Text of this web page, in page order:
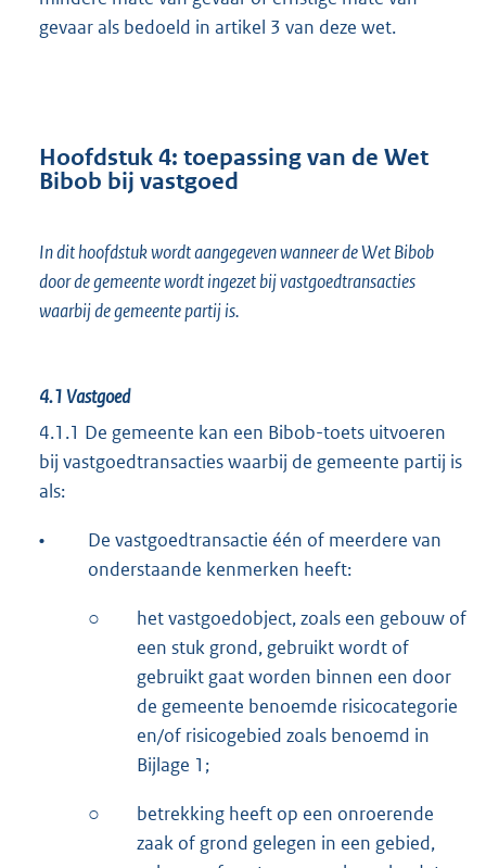
gevaar als bedoeld in artikel 3 van deze wet.
Hoofdstuk 4: toepassing van de Wet
Bibob bij vastgoed
In dit hoofdstuk wordt aangegeven wanneer de Wet Bibob
door de gemeente wordt ingezet bij vastgoedtransacties
waarbij de gemeente partij is.
4.1Vastgoed
4.1.1 De gemeente kan een Bibob-toets uitvoeren
bij vastgoedtransacties waarbij de gemeente partij is
als:
•
De vastgoedtransactie één of meerdere van
onderstaande kenmerken heeft:
○
het vastgoedobject, zoals een gebouw of
een stuk grond, gebruikt wordt of
gebruikt gaat worden binnen een door
de gemeente benoemde risicocategorie
en/of risicogebied zoals benoemd in
Bijlage 1;
○
betrekking heeft op een onroerende
zaak of grond gelegen in een gebied,